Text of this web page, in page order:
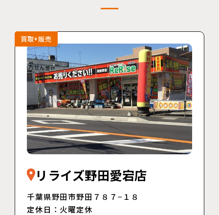
買取+販売
リライズ野田愛宕店
千葉県野田市野田７８７−１８
定休日：火曜定休